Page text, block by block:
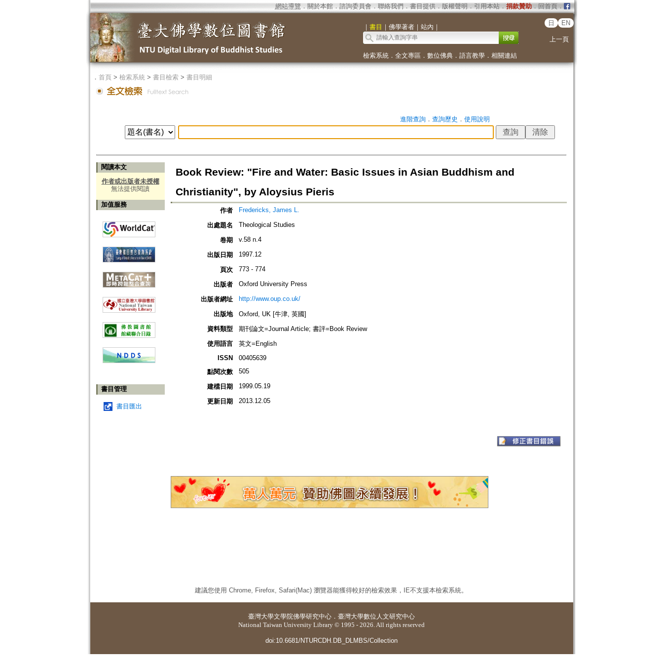
網站導覽 ． 關於本館． 諮詢委員會． 聯絡我們 ． 書目提供． 版權聲明 ． 引用本站． 捐款贊助．回首頁．
｜ 書目 ｜ 佛學著者｜ 站內 ｜
日 EN
上一頁
檢索系統． 全文專區 ． 數位佛典． 語言教學． 相關連結
． 首頁> 檢索系統> 書目檢索> 書目明細
進階查詢． 查詢歷史 ． 使用說明
閱讀本文
作者或出版者未授權
無法提供閱讀
加值服務
書目管理
書目匯出
Book Review: "Fire and Water: Basic Issues in Asian Buddhism and
Christianity", by Aloysius Pieris
作者 Fredericks, James L.
出處題名 Theological Studies
卷期 v.58 n.4
出版日期 1997.12
頁次 773 - 774
出版者 Oxford University Press
出版者網址 http://www.oup.co.uk/
出版地
Oxford, UK [牛津, 英國]
資料類型
期刊論文=Journal Article; 書評=Book Review
使用語言
英文=English
ISSN
00405639
點閱次數
505
建檔日期 1999.05.19
更新日期 2013.12.05
建議您使用 Chrome, Firefox, Safari(Mac) 瀏覽器能獲得較好的檢索效果，IE不支援本檢索系統。
臺灣大學文學院佛學研究中心 ． 臺灣大學數位人文研究中心
National Taiwan University Library © 1995 - 2026. All rights reserved
doi:10.6681/NTURCDH.DB_DLMBS/Collection